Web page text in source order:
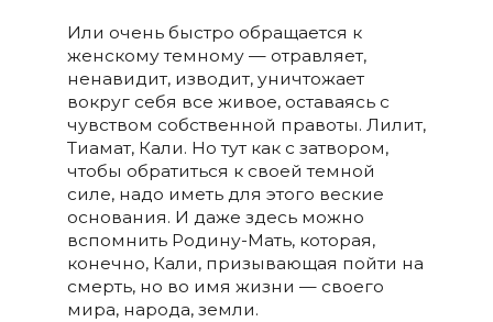
Или очень быстро обращается к
женскому темному — отравляет,
ненавидит, изводит, уничтожает
вокруг себя все живое, оставаясь с
чувством собственной правоты. Лилит,
Тиамат, Кали. Но тут как с затвором,
чтобы обратиться к своей темной
силе, надо иметь для этого веские
основания. И даже здесь можно
вспомнить Родину-Мать, которая,
конечно, Кали, призывающая пойти на
смерть, но во имя жизни — своего
мира, народа, земли.